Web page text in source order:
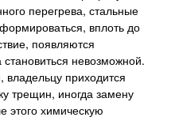
перегрева, стальные
вплоть до
появляются
становиться невозможной.
владельцу приходится
трещин, иногда замену
этого химическую